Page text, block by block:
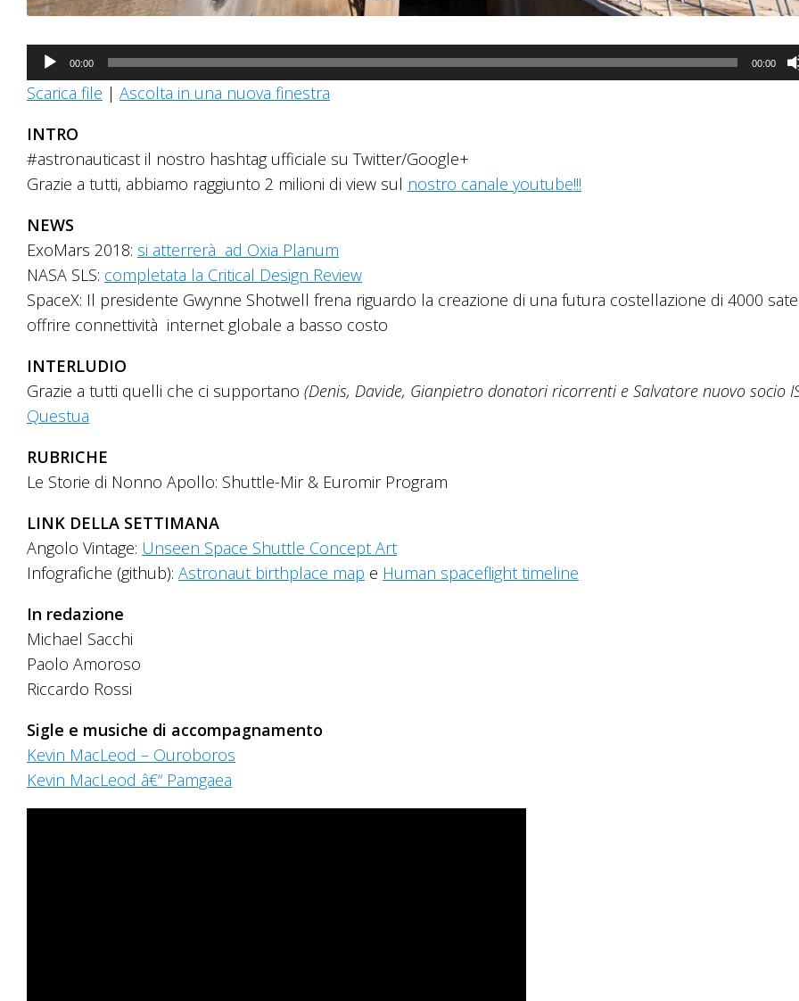
Audio
Player
00:00 00:00
Scarica file | Ascolta in una nuova finestra
INTRO
#astronauticast il nostro hashtag ufficiale su Twitter/Google+
Grazie a tutti, abbiamo raggiunto 2 milioni di view sul nostro canale youtube!!!
NEWS
ExoMars 2018: si atterrerà ad Oxia Planum
NASA SLS: completata la Critical Design Review
SpaceX: Il presidente Gwynne Shotwell frena riguardo la creazione di una futura costellazione di 4000
offrire connettività internet globale a basso costo
INTERLUDIO
Grazie a tutti quelli che ci supportano (Denis, Davide, Gianpietro donatori ricorrenti e Salvatore nuovo socio
Questua
RUBRICHE
Le Storie di Nonno Apollo: Shuttle-Mir & Euromir Program
LINK DELLA SETTIMANA
Angolo Vintage: Unseen Space Shuttle Concept Art
Infografiche (github): Astronaut birthplace map e Human spaceflight timeline
In redazione
Michael Sacchi
Paolo Amoroso
Riccardo Rossi
Sigle e musiche di accompagnamento
Kevin MacLeod – Ouroboros
Kevin MacLeod â€“ Pamgaea